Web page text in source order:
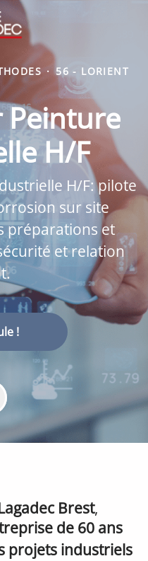
· 56 - LORIENT
H/F
H/F: pilote
sur site
préparations et
et relation
!
Brest,
de 60 ans
projets industriels